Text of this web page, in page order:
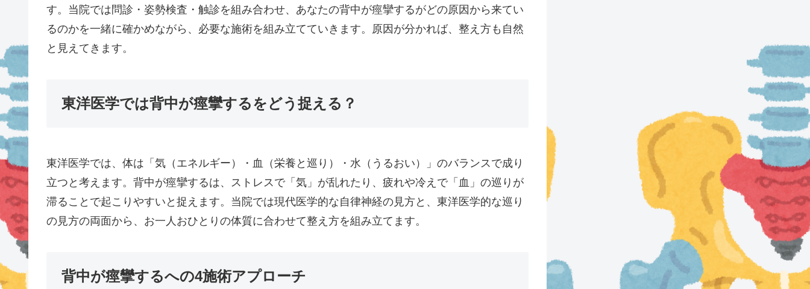
す。当院では問診・姿勢検査・触診を組み合わせ、あなたの背中が痙攣するがどの原因から来てい
るのかを一緒に確かめながら、必要な施術を組み立てていきます。原因が分かれば、整え方も自然
と見えてきます。
東洋医学では背中が痙攣するをどう捉える？
東洋医学では、体は「気（エネルギー）・血（栄養と巡り）・水（うるおい）」のバランスで成り
立つと考えます。背中が痙攣するは、ストレスで「気」が乱れたり、疲れや冷えで「血」の巡りが
滞ることで起こりやすいと捉えます。当院では現代医学的な自律神経の見方と、東洋医学的な巡り
の見方の両面から、お一人おひとりの体質に合わせて整え方を組み立てます。
背中が痙攣するへの4施術アプローチ